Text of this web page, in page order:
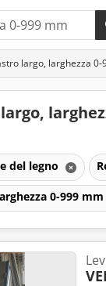
largo, larghezza 0-
del legno
0-999 mm